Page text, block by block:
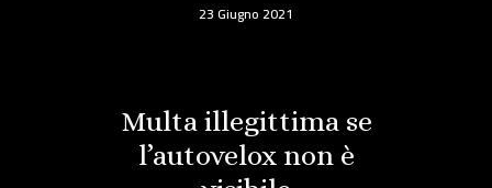
23 Giugno 2021
Multa illegittima se
l’autovelox non è